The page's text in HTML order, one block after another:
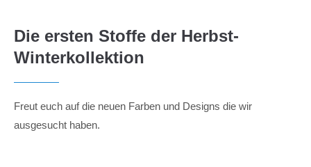
Die ersten Stoffe der Herbst-
Winterkollektion
Freut euch auf die neuen Farben und Designs die wir
ausgesucht haben.